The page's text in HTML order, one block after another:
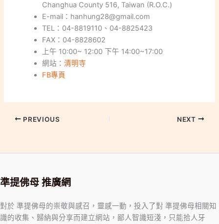
Changhua County 516, Taiwan (R.O.C.)
E-mail：hanhung28@gmail.com
TEL：04-8819110、04-8825423
FAX：04-8828602
上午 10:00~ 12:00 下午 14:00~17:00
網站：清明寺
FB專頁
PREVIOUS NEXT
準提佛母 推廣網
對於 準提佛母的崇敬與感召，靈感一動，投入了對 準提佛母相關知
識的收集、歸納與分享而建立網站，鄙人智識短淺，只能拾人牙